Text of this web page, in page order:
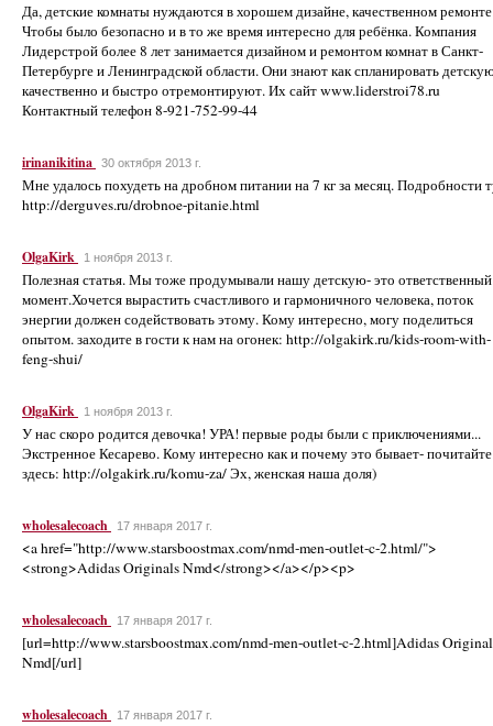
Да, детские комнаты нуждаются в хорошем дизайне, качественном
Чтобы было безопасно и в то же время интересно для ребёнка. Компания
Лидерстрой более 8 лет занимается дизайном и ремонтом комнат в Санкт-
Петербурге и Ленинградской области. Они знают как спланировать
качественно и быстро отремонтируют. Их сайт www.liderstroi78.ru
Контактный телефон 8-921-752-99-44
irinanikitina 30 октября 2013 г.
Мне удалось похудеть на дробном питании на 7 кг за месяц. Подробности
http://derguves.ru/drobnoe-pitanie.html
OlgaKirk 1 ноября 2013 г.
Полезная статья. Мы тоже продумывали нашу детскую- это ответственный
момент.Хочется вырастить счастливого и гармоничного человека, поток
энергии должен содействовать этому. Кому интересно, могу поделиться
опытом. заходите в гости к нам на огонек: http://olgakirk.ru/kids-room-with-
feng-shui/
OlgaKirk 1 ноября 2013 г.
У нас скоро родится девочка! УРА! первые роды были с приключениями...
Экстренное Кесарево. Кому интересно как и почему это бывает- почитайте
здесь: http://olgakirk.ru/komu-za/ Эх, женская наша доля)
wholesalecoach 17 января 2017 г.
<a href="http://www.starsboostmax.com/nmd-men-outlet-c-2.html/">
<strong>Adidas Originals Nmd</strong></a></p><p>
wholesalecoach 17 января 2017 г.
[url=http://www.starsboostmax.com/nmd-men-outlet-c-2.html]Adidas
Nmd[/url]
wholesalecoach 17 января 2017 г.